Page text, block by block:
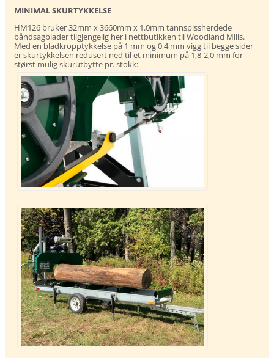
MINIMAL SKURTYKKELSE
HM126 bruker 32mm x 3660mm x 1.0mm tannspissherdede
båndsagblader tilgjengelig her i nettbutikken til Woodland Mills.
Med en bladkropptykkelse på 1 mm og 0,4 mm vigg til begge sider
er skurtykkelsen redusert ned til et minimum på 1,8-2,0 mm for
størst mulig skurutbytte pr. stokk: